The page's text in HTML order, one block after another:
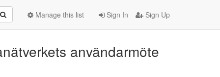
Sign In Sign Up
Manage this list
användarmöte